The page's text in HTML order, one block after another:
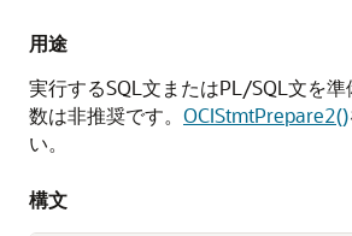
用途
実行するSQL文またはPL/SQL文を
数は非推奨です。 OCIStmtPrepare2()
い。
構文